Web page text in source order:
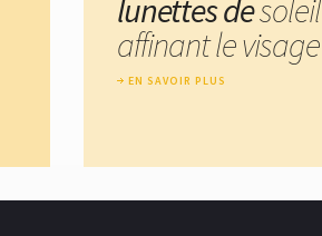
lunettes desoleil
affinant le visage
EN SAVOIR PLUS